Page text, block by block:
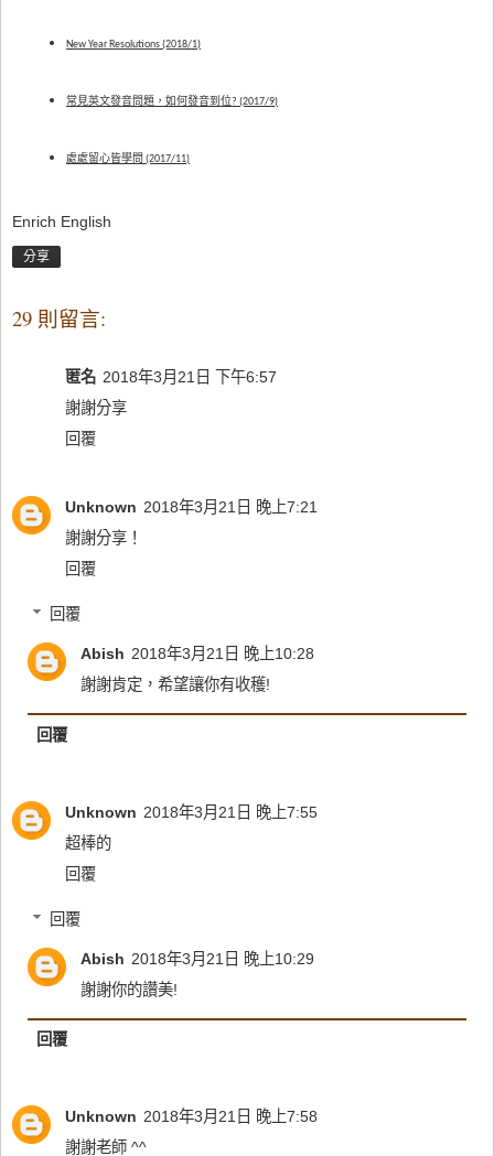
New Year Resolutions (2018/1)
常見英文發音問題，如何發音到位? (2017/9)
處處留心皆學問 (2017/11)
Enrich English
分享
29 則留言:
匿名 2018年3月21日 下午6:57
謝謝分享
回覆
Unknown 2018年3月21日 晚上7:21
謝謝分享！
回覆
回覆
Abish 2018年3月21日 晚上10:28
謝謝肯定，希望讓你有收穫!
回覆
Unknown 2018年3月21日 晚上7:55
超棒的
回覆
回覆
Abish 2018年3月21日 晚上10:29
謝謝你的讚美!
回覆
Unknown 2018年3月21日 晚上7:58
謝謝老師 ^^